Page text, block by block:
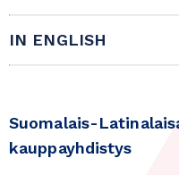
IN ENGLISH
Suomalais-
kauppayhdistys